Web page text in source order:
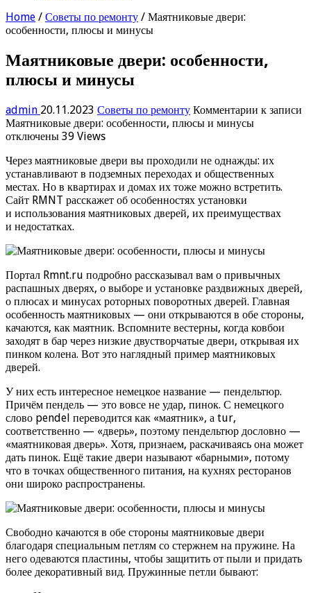
Home / Советы по ремонту / Маятниковые двери:
особенности, плюсы и минусы
Маятниковые двери: особенности,
плюсы и минусы
admin 20.11.2023 Советы по ремонту Комментарии к записи
Маятниковые двери: особенности, плюсы и минусы
отключены 39 Views
Через маятниковые двери вы проходили не однажды: их
устанавливают в подземных переходах и общественных
местах. Но в квартирах и домах их тоже можно встретить.
Сайт RMNT расскажет об особенностях установки
и использования маятниковых дверей, их преимуществах
и недостатках.
Портал Rmnt.ru подробно рассказывал вам о привычных
распашных дверях, о выборе и установке раздвижных дверей,
о плюсах и минусах роторных поворотных дверей. Главная
особенность маятниковых — они открываются в обе стороны,
качаются, как маятник. Вспомните вестерны, когда ковбои
заходят в бар через низкие двустворчатые двери, открывая их
пинком колена. Вот это наглядный пример маятниковых
дверей.
У них есть интересное немецкое название — пендельтюр.
Причём пендель — это вовсе не удар, пинок. С немецкого
слово pendel переводится как «маятник», а tur,
соответственно — «дверь», поэтому пендельтюр дословно —
«маятниковая дверь». Хотя, признаем, раскачиваясь она может
дать пинок. Ещё такие двери называют «барными», потому
что в точках общественного питания, на кухнях ресторанов
они широко распространены.
Свободно качаются в обе стороны маятниковые двери
благодаря специальным петлям со стержнем на пружине. На
него одеваются пластины, чтобы защитить от пыли и придать
более декоративный вид. Пружинные петли бывают: